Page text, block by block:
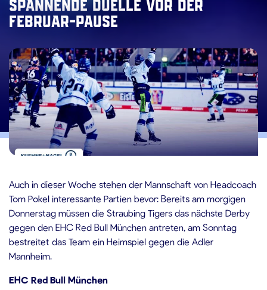
Spannende Duelle vor der
Februar-Pause
Auch in dieser Woche stehen der Mannschaft von Headcoach
Tom Pokel interessante Partien bevor: Bereits am morgigen
Donnerstag müssen die Straubing Tigers das nächste Derby
gegen den EHC Red Bull München antreten, am Sonntag
bestreitet das Team ein Heimspiel gegen die Adler
Mannheim.
EHC Red Bull München